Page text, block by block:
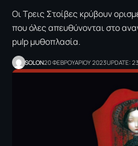
Οι Τρεις Στοίβες κρύβουν
που όλες απευθύνονται στο
pulp μυθοπλασία.
SOLON20 ΦΕΒΡΟΥΑΡΙΟΥ 2023UPDATE: